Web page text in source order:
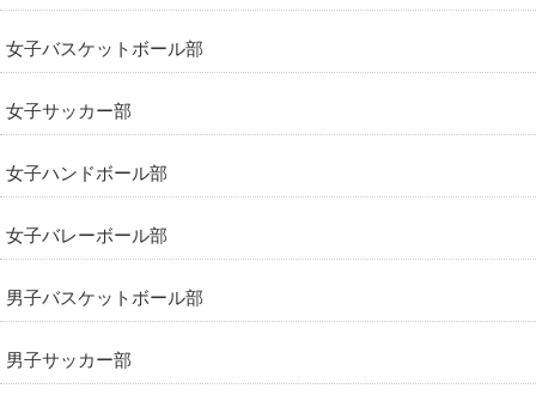
女子バスケットボール部
女子サッカー部
女子ハンドボール部
女子バレーボール部
男子バスケットボール部
男子サッカー部